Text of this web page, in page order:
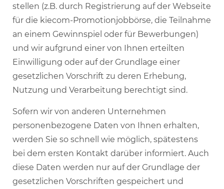
stellen (z.B. durch Registrierung auf der Webseite
für die kiecom-Promotionjobbörse, die Teilnahme
an einem Gewinnspiel oder für Bewerbungen)
und wir aufgrund einer von Ihnen erteilten
Einwilligung oder auf der Grundlage einer
gesetzlichen Vorschrift zu deren Erhebung,
Nutzung und Verarbeitung berechtigt sind.
Sofern wir von anderen Unternehmen
personenbezogene Daten von Ihnen erhalten,
werden Sie so schnell wie möglich, spätestens
bei dem ersten Kontakt darüber informiert. Auch
diese Daten werden nur auf der Grundlage der
gesetzlichen Vorschriften gespeichert und